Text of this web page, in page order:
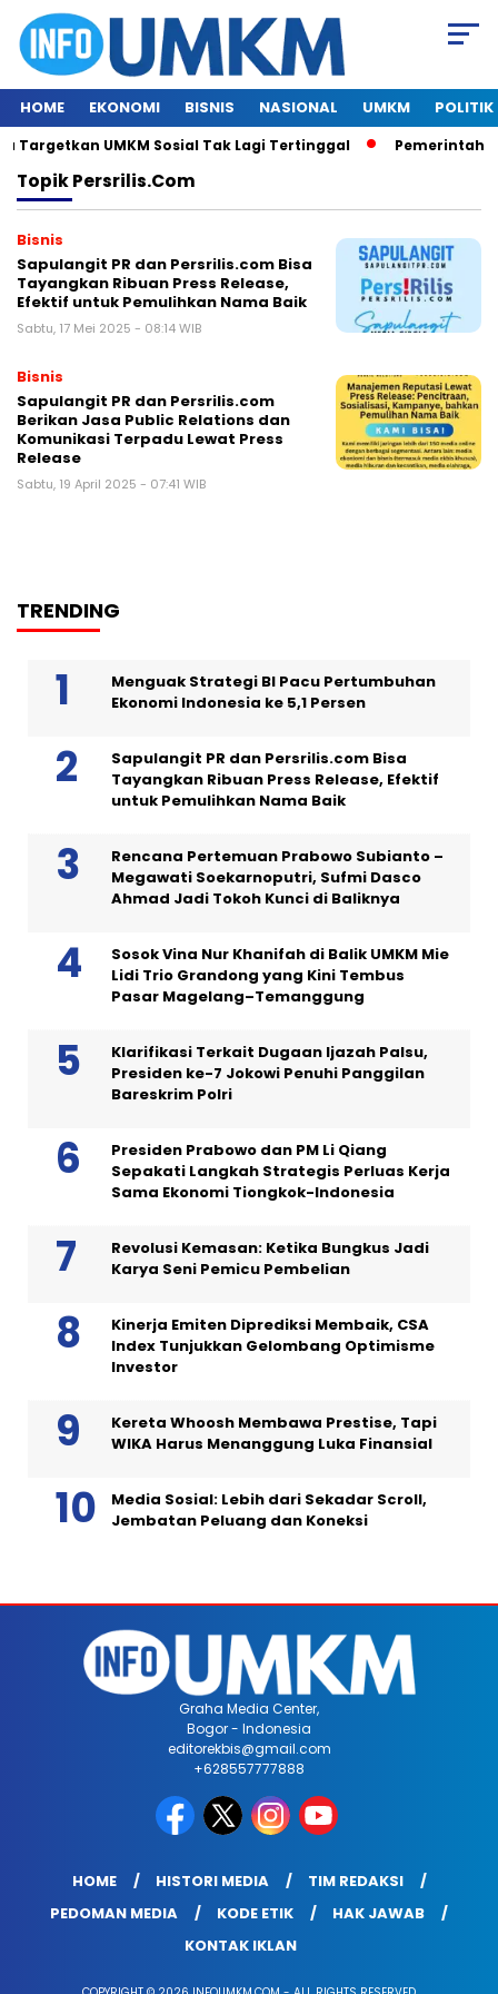
HOME EKONOMI BISNIS NASIONAL UMKM POLITIK
Targetkan UMKM Sosial Tak Lagi Tertinggal Pemerintah
TopikPersrilis.com
Bisnis
Sapulangit PR dan Persrilis.com Bisa
Tayangkan Ribuan Press Release,
Efektif untuk Pemulihkan Nama Baik
Sabtu, 17 Mei 2025 - 08:14 WIB
Bisnis
Sapulangit PR dan Persrilis.com
Berikan Jasa Public Relations dan
Komunikasi Terpadu Lewat Press
Release
Sabtu, 19 April 2025 - 07:41 WIB
TRENDING
Menguak Strategi BI Pacu Pertumbuhan
Ekonomi Indonesia ke 5,1 Persen
Sapulangit PR dan Persrilis.com Bisa
Tayangkan Ribuan Press Release, Efektif
untuk Pemulihkan Nama Baik
Rencana Pertemuan Prabowo Subianto –
Megawati Soekarnoputri, Sufmi Dasco
Ahmad Jadi Tokoh Kunci di Baliknya
Sosok Vina Nur Khanifah di Balik UMKM Mie
Lidi Trio Grandong yang Kini Tembus
Pasar Magelang–Temanggung
Klarifikasi Terkait Dugaan Ijazah Palsu,
Presiden ke-7 Jokowi Penuhi Panggilan
Bareskrim Polri
Presiden Prabowo dan PM Li Qiang
Sepakati Langkah Strategis Perluas Kerja
Sama Ekonomi Tiongkok-Indonesia
Revolusi Kemasan: Ketika Bungkus Jadi
Karya Seni Pemicu Pembelian
Kinerja Emiten Diprediksi Membaik, CSA
Index Tunjukkan Gelombang Optimisme
Investor
Kereta Whoosh Membawa Prestise, Tapi
WIKA Harus Menanggung Luka Finansial
Media Sosial: Lebih dari Sekadar Scroll,
Jembatan Peluang dan Koneksi
Graha Media Center,
Bogor - Indonesia
editorekbis@gmail.com
+628557777888
HOME HISTORI MEDIA
TIM REDAKSI
PEDOMAN MEDIA
KODE ETIK
HAK JAWAB
KONTAK IKLAN